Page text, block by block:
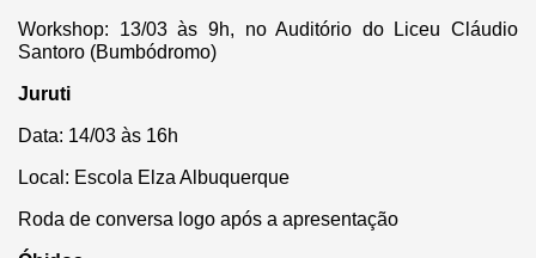
Workshop: 13/03 às 9h, no Auditório do Liceu Cláudio
Santoro (Bumbódromo)
Juruti
Data: 14/03 às 16h
Local: Escola Elza Albuquerque
Roda de conversa logo após a apresentação